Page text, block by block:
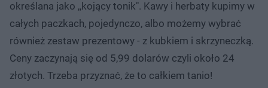
określana jako ,,kojący tonik". Kawy i herbaty kupimy w
całych paczkach, pojedynczo, albo możemy wybrać
również zestaw prezentowy - z kubkiem i skrzyneczką.
Ceny zaczynają się od 5,99 dolarów czyli około 24
złotych. Trzeba przyznać, że to całkiem tanio!